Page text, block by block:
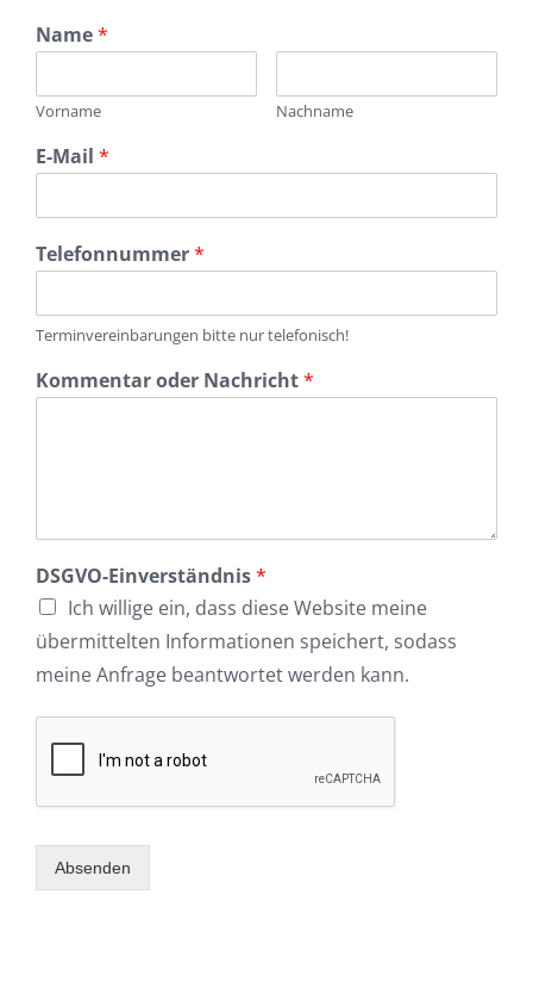
Name*
Vorname Nachname
E-Mail *
Telefonnummer*
Terminvereinbarungen bitte nur telefonisch!
Kommentar oder Nachricht*
DSGVO-Einverständnis*
Ich willige ein, dass diese Website meine
übermittelten Informationen speichert, sodass
meine Anfrage beantwortet werden kann.
Absenden